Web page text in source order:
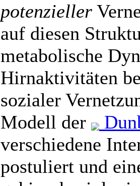
potenzieller
auf diesen
metabolische
Hirnaktivitäten
sozialer
Modell der
verschiedene
postuliert und